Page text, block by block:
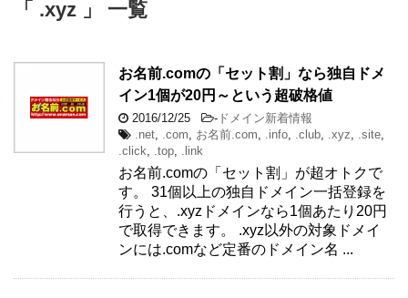
「 .xyz 」 一覧
お名前.comの「セット割」なら独自ドメ
イン1個が20円～という超破格値
2016/12/25 - ドメイン新着情報
.net
.com お名前.com .info .club .xyz .site
.click
.top .link
お名前.comの「セット割」が超オトクで
す。 31個以上の独自ドメイン一括登録を
行うと、.xyzドメインなら1個あたり20円
で取得できます。 .xyz以外の対象ドメイ
ンには.comなど定番のドメイン名 ...